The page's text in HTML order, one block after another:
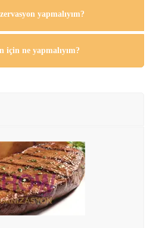
yapmalıyım?
için ne yapmalıyım?